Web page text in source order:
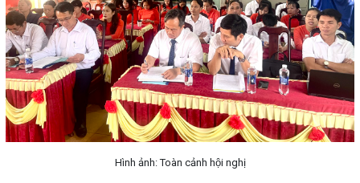
Hình ảnh: Toàn cảnh hội nghị